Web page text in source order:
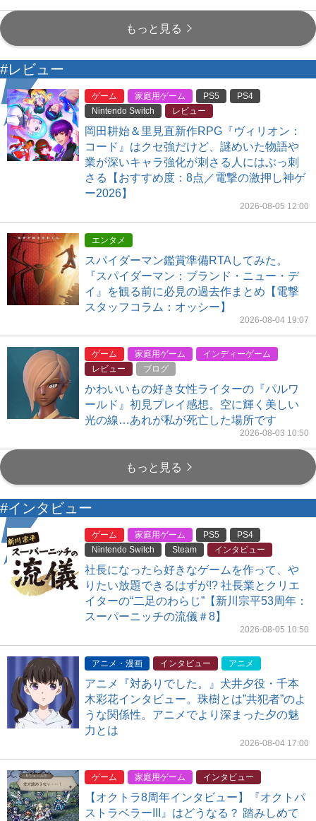
もっと見る
#レビュー
ゲーム 家庭用ゲーム PS5
PS4
Nintendo Switch
レビュー
岡田耕始＆里見直新作RPG『ヴィリオン：
コード』はクセ強だけど、謎めいた物語や
業が深いキャラ強化が刺さる人にはぶっ刺
さる【おすすめ度：8点／電撃の激押し神ゲ
ー2026】
2026-08-05 12:00
エンタメ
スパイダーマン鑑賞準備RTAしてみた。
『スパイダーマン：ブランド・ニュー・デ
イ』を観る前に必見の過去作まとめ【電撃
スタッフコラム：オッシー】
2026-08-04 19:07
ゲーム 家庭用ゲーム
インディーゲーム
レビュー
ブログ
かわいいもの好き女性ライターの『パルワ
ールド』初見プレイ感想。空に輝く美しい
光の線…あれが私が死亡した場所です
2026-08-03 10:50
もっと見る
#インタビュー
ゲーム 家庭用ゲーム PS5
PS4
Nintendo Switch
Steam インタビュー
社長になったら好きなゲームを作って、や
りたい放題できるはずが!? 社長業とクリエ
イターの“二足のわらじ”【新川宗平53周年：
スーパーニッチの流儀＃8】
2026-08-05 10:50
アニメ・漫画 インタビュー アニメ
アニメ『対ありでした。』犬井夕役・千本
木彩花インタビュー。珠樹とは”共犯者”のよ
うな関係性。アニメでより深まった夕の魅
力とは
2026-08-04 17:00
ゲーム 家庭用ゲーム インタビュー
【オクトラ8周年インタビュー】『オクトパ
ストラベラーIII』はどうなる？ 踏みしめて